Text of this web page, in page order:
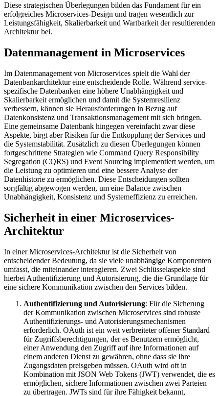
Diese strategischen Überlegungen bilden das Fundament für ein
erfolgreiches Microservices-Design und tragen wesentlich zur
Leistungsfähigkeit, Skalierbarkeit und Wartbarkeit der resultierenden
Architektur bei.
Datenmanagement in Microservices
Im Datenmanagement von Microservices spielt die Wahl der
Datenbankarchitektur eine entscheidende Rolle. Während service-
spezifische Datenbanken eine höhere Unabhängigkeit und
Skalierbarkeit ermöglichen und damit die Systemresilienz
verbessern, können sie Herausforderungen in Bezug auf
Datenkonsistenz und Transaktionsmanagement mit sich bringen.
Eine gemeinsame Datenbank hingegen vereinfacht zwar diese
Aspekte, birgt aber Risiken für die Entkopplung der Services und
die Systemstabilität. Zusätzlich zu diesen Überlegungen können
fortgeschrittene Strategien wie Command Query Responsibility
Segregation (CQRS) und Event Sourcing implementiert werden, um
die Leistung zu optimieren und eine bessere Analyse der
Datenhistorie zu ermöglichen. Diese Entscheidungen sollten
sorgfältig abgewogen werden, um eine Balance zwischen
Unabhängigkeit, Konsistenz und Systemeffizienz zu erreichen.
Sicherheit in einer Microservices-
Architektur
In einer Microservices-Architektur ist die Sicherheit von
entscheidender Bedeutung, da sie viele unabhängige Komponenten
umfasst, die miteinander interagieren. Zwei Schlüsselaspekte sind
hierbei Authentifizierung und Autorisierung, die die Grundlage für
eine sichere Kommunikation zwischen den Services bilden.
Authentifizierung und Autorisierung: Für die Sicherung
der Kommunikation zwischen Microservices sind robuste
Authentifizierungs- und Autorisierungsmechanismen
erforderlich. OAuth ist ein weit verbreiteter offener Standard
für Zugriffsberechtigungen, der es Benutzern ermöglicht,
einer Anwendung den Zugriff auf ihre Informationen auf
einem anderen Dienst zu gewähren, ohne dass sie ihre
Zugangsdaten preisgeben müssen. OAuth wird oft in
Kombination mit JSON Web Tokens (JWT) verwendet, die es
ermöglichen, sichere Informationen zwischen zwei Parteien
zu übertragen. JWTs sind für ihre Fähigkeit bekannt,